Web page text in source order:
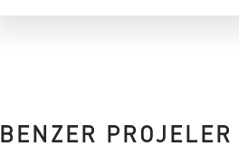
BENZER PROJELER